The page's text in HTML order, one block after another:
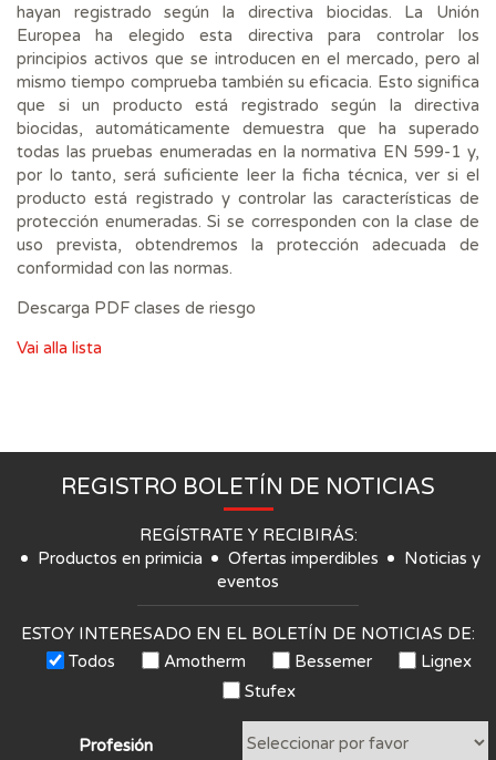
hayan registrado según la directiva biocidas. La Unión
Europea ha elegido esta directiva para controlar los
principios activos que se introducen en el mercado, pero al
mismo tiempo comprueba también su eficacia. Esto significa
que si un producto está registrado según la directiva
biocidas, automáticamente demuestra que ha superado
todas las pruebas enumeradas en la normativa EN 599-1 y,
por lo tanto, será suficiente leer la ficha técnica, ver si el
producto está registrado y controlar las características de
protección enumeradas. Si se corresponden con la clase de
uso prevista, obtendremos la protección adecuada de
conformidad con las normas.
Descarga PDF clases de riesgo
Vai alla lista
REGISTRO BOLETÍN DE NOTICIAS
REGÍSTRATE Y RECIBIRÁS:
Productos en primicia
Ofertas imperdibles
Noticias y
eventos
ESTOY INTERESADO EN EL BOLETÍN DE NOTICIAS DE:
Todos
Amotherm Bessemer
Lignex
Stufex
Profesión